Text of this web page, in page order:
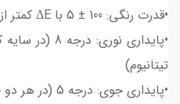
•قدرت رنگی: 100 ± 5 با ΔE کمتر از 1.0 برای یکنواختی بالا
•پایداری
تیتانیوم)
•پایداری جوی: درجه 5 (در هر دو حالت)